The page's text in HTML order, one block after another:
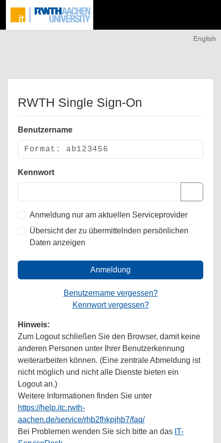
English
RWTH Single Sign-On
Benutzername
Kennwort
Anmeldung nur am aktuellen Serviceprovider
Übersicht der zu übermittelnden persönlichen
Daten anzeigen
Anmeldung
Benutzername vergessen?
Kennwort vergessen?
Hinweis:
Zum Logout schließen Sie den Browser, damit keine
anderen Personen unter Ihrer Benutzerkennung
weiterarbeiten können. (Eine zentrale Abmeldung ist
nicht möglich und nicht alle Dienste bieten ein
Logout an.)
Weitere Informationen finden Sie unter
https://help.itc.rwth-
aachen.de/service/rhb2fhkpjhb7/faq/
Bei Problemen wenden Sie sich bitte an das IT-